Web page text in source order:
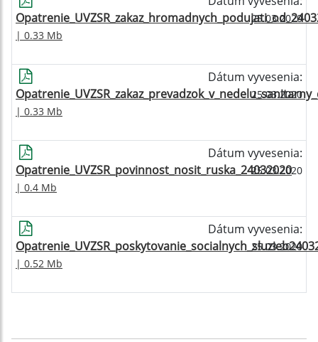
| 0.33 Mb
25.03.2020
| 0.33 Mb
Dátum vyvesenia:
25.03.2020
Opatrenie_UVZSR_povinnost_nosit_ruska_24032020
| 0.4 Mb
Dátum vyvesenia:
25.03.2020
| 0.52 Mb
Dátum vyvesenia:
25.03.2020